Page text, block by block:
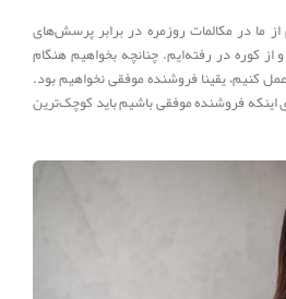
ما در مکالمات روزمره در برابر پرسش‌های
در رفته‌ایم. چنانچه بخواهیم هنگام
کنیم، یقینا فروشنده موفقی نخواهیم بود.
فروشنده موفقی باشیم باید کوچک‌ترین